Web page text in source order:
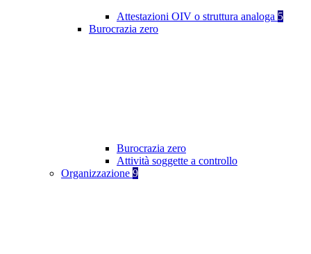
Attestazioni OIV o struttura analoga 5
Burocrazia zero
Burocrazia zero
Attività soggette a controllo
Organizzazione 9